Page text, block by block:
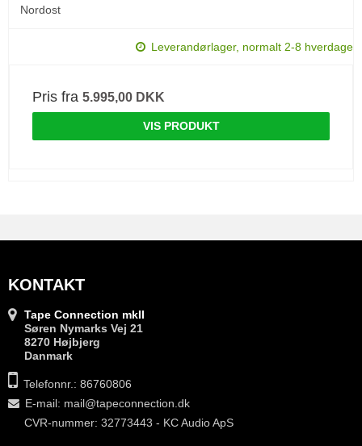
Nordost
Leverandørlager, normalt 2-8 hverdage
Pris fra 5.995,00 DKK
VIS PRODUKT
KONTAKT
Tape Connection mkII
Søren Nymarks Vej 21
8270 Højbjerg
Danmark
Telefonnr.: 86760806
E-mail: mail@tapeconnection.dk
CVR-nummer: 32773443 - KC Audio ApS